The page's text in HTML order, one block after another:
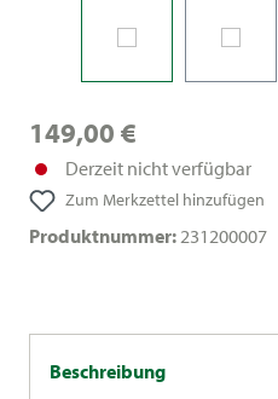
149,00 €
Derzeit nicht verfügbar
Zum Merkzettel hinzufügen
Produktnummer:231200007
Beschreibung